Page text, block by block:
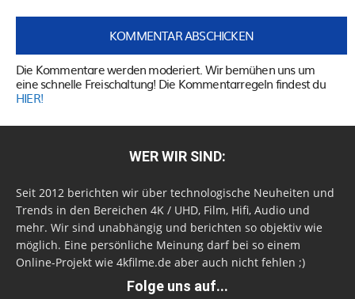
Die Kommentare werden moderiert. Wir bemühen uns um
eine schnelle Freischaltung! Die Kommentarregeln findest du
HIER!
WER WIR SIND:
Seit 2012 berichten wir über technologische Neuheiten und
Trends in den Bereichen 4K / UHD, Film, Hifi, Audio und
mehr. Wir sind unabhängig und berichten so objektiv wie
möglich. Eine persönliche Meinung darf bei so einem
Online-Projekt wie 4kfilme.de aber auch nicht fehlen ;)
Folge uns auf...